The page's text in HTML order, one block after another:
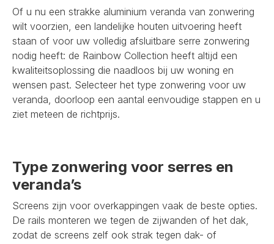
Of u nu een strakke aluminium veranda van zonwering
wilt voorzien, een landelijke houten uitvoering heeft
staan of voor uw volledig afsluitbare serre zonwering
nodig heeft: de Rainbow Collection heeft altijd een
kwaliteitsoplossing die naadloos bij uw woning en
wensen past. Selecteer het type zonwering voor uw
veranda, doorloop een aantal eenvoudige stappen en u
ziet meteen de richtprijs.
Type zonwering voor serres en
veranda’s
Screens zijn voor overkappingen vaak de beste opties.
De rails monteren we tegen de zijwanden of het dak,
zodat de screens zelf ook strak tegen dak- of